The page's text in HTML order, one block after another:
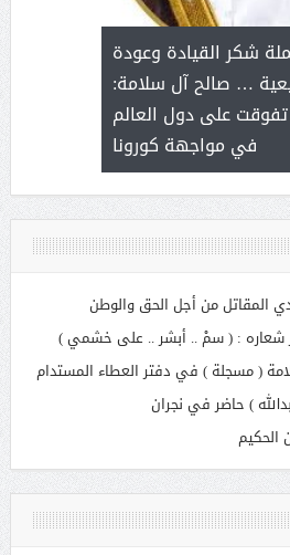
مع
بنت
شكر القيادة وعودة
… صالح آل سلامة:
على دول العالم
في مواجهة كورونا
المقاتل من أجل الحق والوطن
شعاره : ( سمْ .. أبشر .. على خشمي )
( مسجلة ) في دفتر العطاء المستدام
) حاضر في نجران
الحكيم